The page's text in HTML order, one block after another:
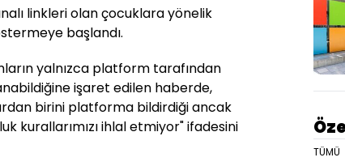
linkleri olan çocuklara yönelik
başlandı.
yalnızca platform tarafından
işaret edilen haberde,
birini platforma bildirdiği ancak
kurallarımızı ihlal etmiyor" ifadesini
TÜMÜ